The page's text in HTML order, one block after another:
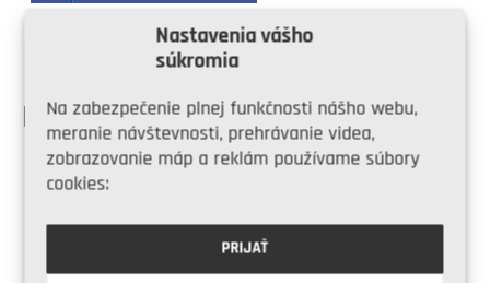
Nastavenia vášho
súkromia
Na zabezpečenie plnej funkčnosti nášho webu,
meranie návštevnosti, prehrávanie videa,
zobrazovanie máp a reklám používame súbory
cookies:
PRIJAŤ
Share on Twitter
PODOBNÉ ČLÁNKY